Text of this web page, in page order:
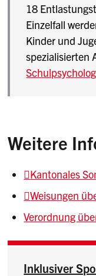
18
Einzelfall
Kinder und
spezialisierten
Weitere
Kantonales
Weisungen
Verordnung
Inklusiver